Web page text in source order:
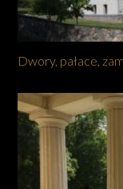
Dwory, pałace,